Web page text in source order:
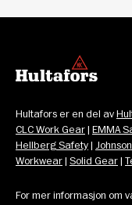
Hultafors er en del av
CLC Work Gear | EMMA
Hellberg Safety |
Workwear | Solid Gear |
For mer informasjon om